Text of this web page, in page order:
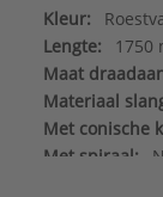
Kleur:
Lengte:
1750
Maat
Materiaal
Met conische
Met spiraal: